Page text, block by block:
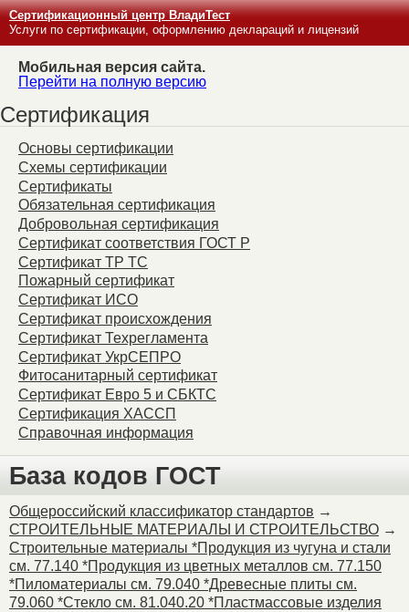
Сертификационный центр ВладиТест
Услуги по сертификации, оформлению деклараций и лицензий
Мобильная версия сайта.
Перейти на полную версию
Сертификация
Основы сертификации
Схемы сертификации
Сертификаты
Обязательная сертификация
Добровольная сертификация
Сертификат соответствия ГОСТ Р
Сертификат ТР ТС
Пожарный сертификат
Сертификат ИСО
Сертификат происхождения
Сертификат Техрегламента
Сертификат УкрСЕПРО
Фитосанитарный сертификат
Сертификат Евро 5 и СБКТС
Сертификация ХАССП
Справочная информация
База кодов ГОСТ
Общероссийский классификатор стандартов →
СТРОИТЕЛЬНЫЕ МАТЕРИАЛЫ И СТРОИТЕЛЬСТВО →
Строительные материалы *Продукция из чугуна и стали
см. 77.140 *Продукция из цветных металлов см. 77.150
*Пиломатериалы см. 79.040 *Древесные плиты см.
79.060 *Стекло см. 81.040.20 *Пластмассовые изделия